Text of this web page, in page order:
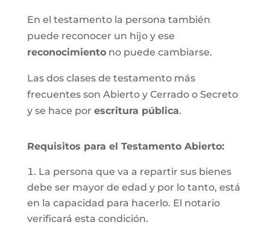
En el testamento la persona también
puede reconocer un hijo y ese
reconocimientono puede cambiarse.
Las dos clases de testamento más
frecuentes son Abierto y Cerrado o Secreto
y se hace por escritura pública.
Requisitos para el Testamento Abierto:
La persona que va a repartir sus bienes
debe ser mayor de edad y por lo tanto, está
en la capacidad para hacerlo. El notario
verificará esta condición.